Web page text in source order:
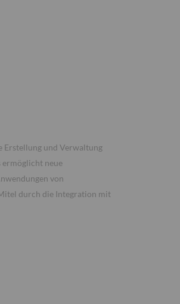
und Verwaltung
ermöglicht neue
von
durch die Integration mit